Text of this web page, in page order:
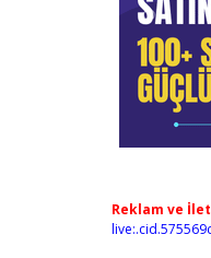
Reklam ve